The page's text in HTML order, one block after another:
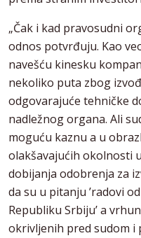
„Čak i kad pravosudni
odnos potvrđuju. Kao
navešću kinesku
nekoliko puta zbog
odgovarajuće tehničke
nadležnog organa. Ali
moguću kaznu a u
olakšavajućih okolnosti
dobijanja odobrenja za
da su u pitanju ’radovi
Republiku Srbiju’ a
okrivljenih pred sudom i